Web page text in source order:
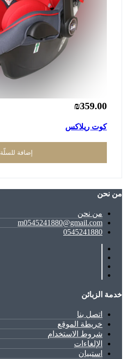
₪359.00
كوت ريلاكس
إضافة للسلّة
ﻣﻦ ﻧﺤﻦ
ﻣﻦ ﻧﺤﻦ
m0545241880@gmail.com
0545241880
خدمة الزبائن
اتصل بنا
خريطة الموقع
شروط الاستخدام
الإلغاءات
استبيان